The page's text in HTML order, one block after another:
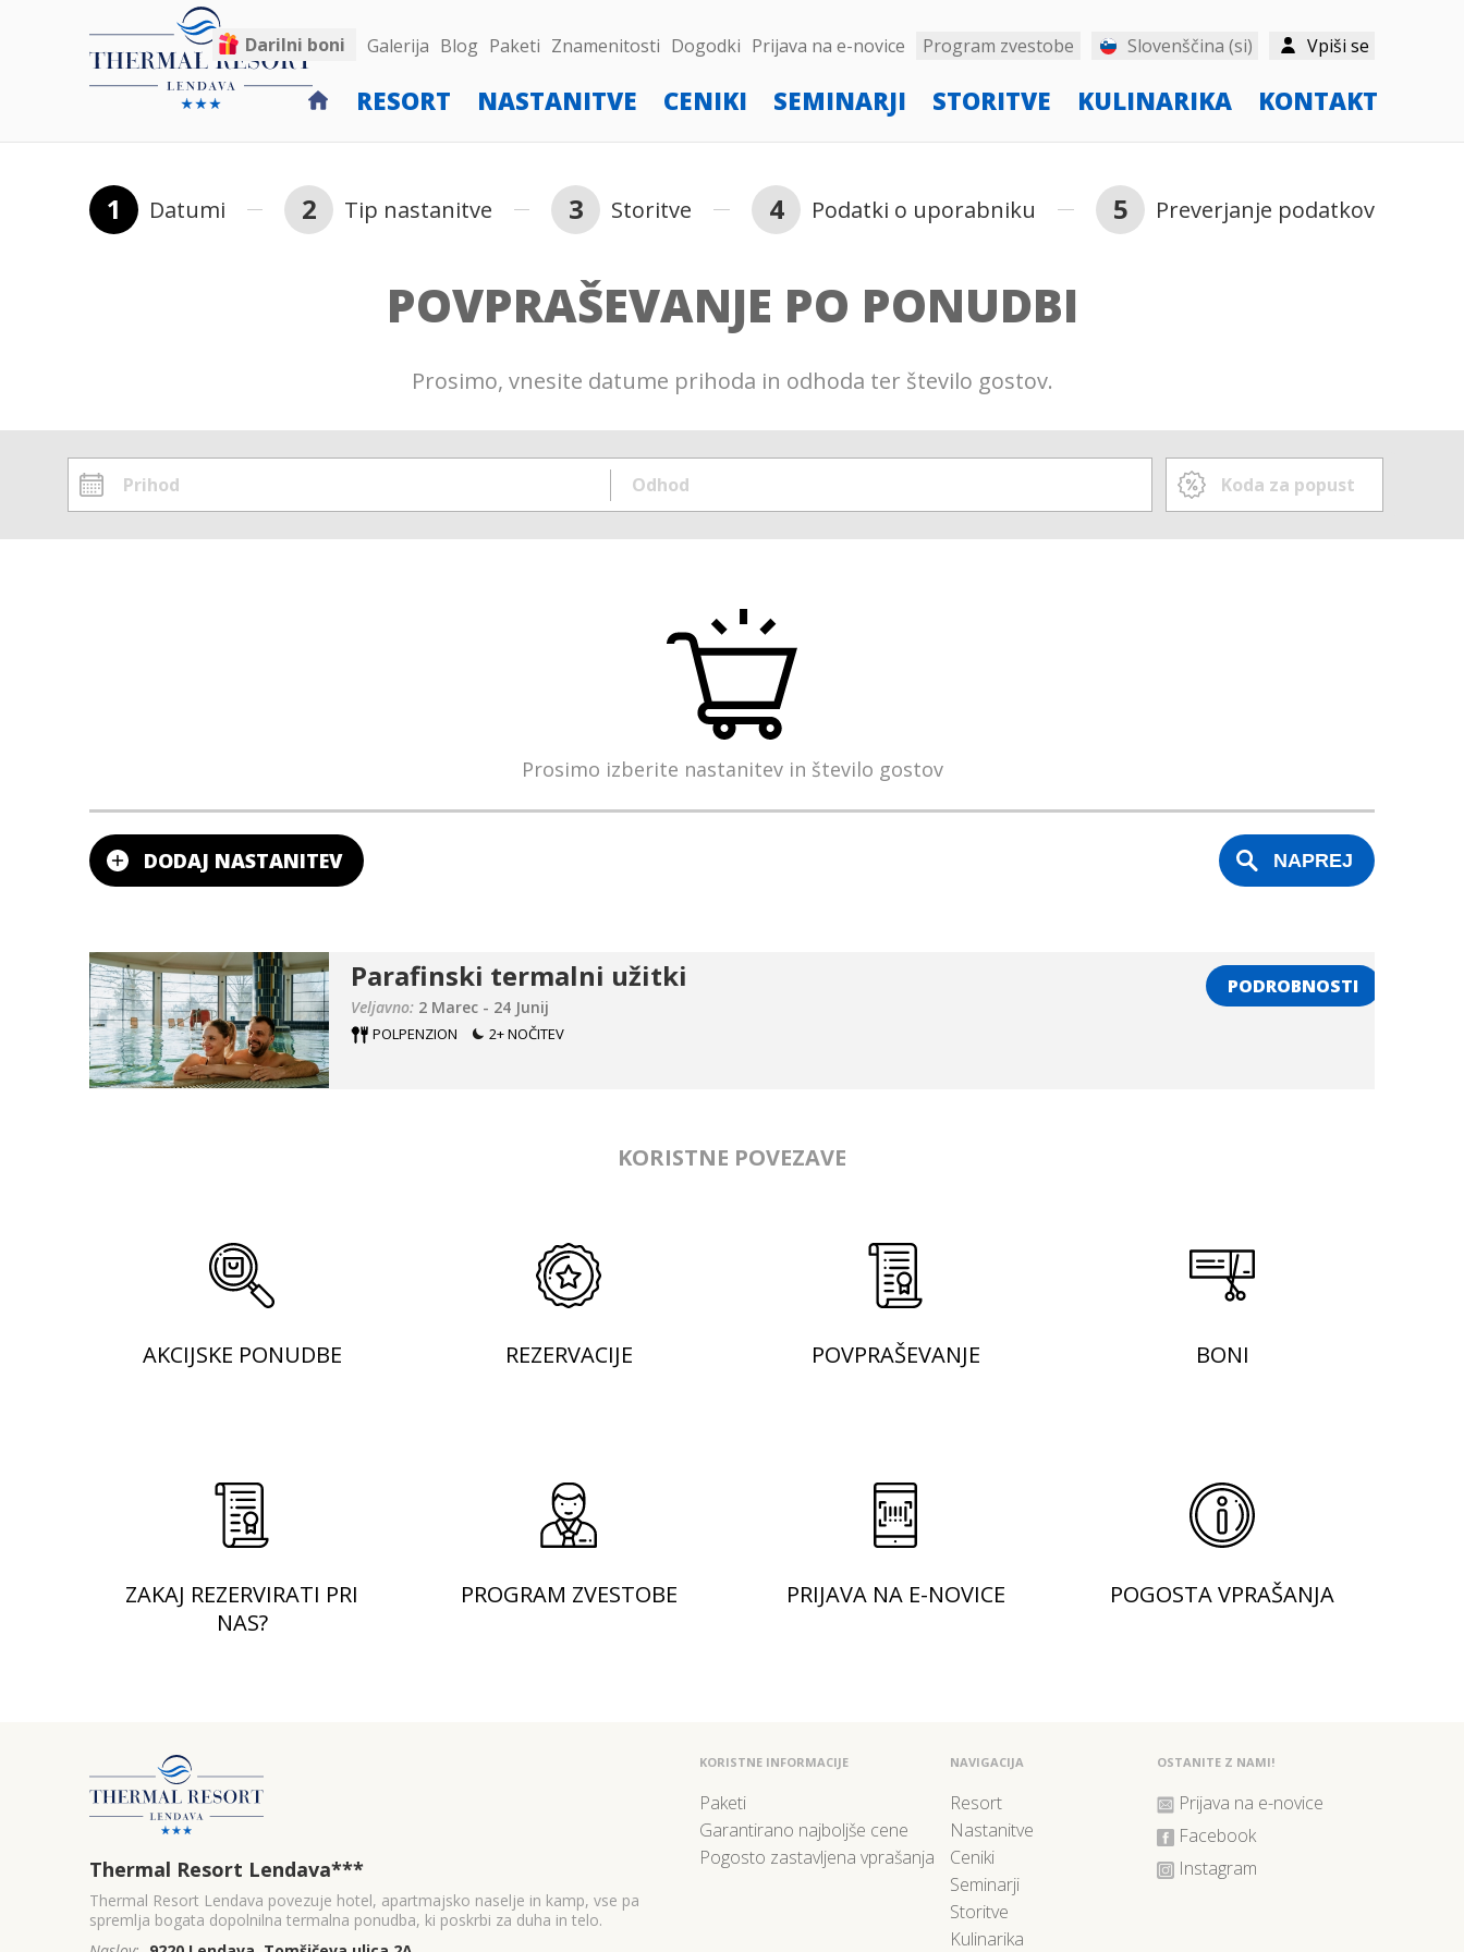
Darilni boni Galerija Blog Paketi Znamenitosti Dogodki Prijava na e-novice Program zvestobe Slovenščina (si) Vpiši se
RESORT NASTANITVE CENIKI SEMINARJI STORITVE KULINARIKA KONTAKT
1 Datumi 2 Tip nastanitve 3 Storitve 4 Podatki o uporabniku 5 Preverjanje podatkov
POVPRAŠEVANJE PO PONUDBI
Prosimo, vnesite datume prihoda in odhoda ter število gostov.
Prosimo izberite nastanitev in število gostov
PODROBNOSTI
Parafinski termalni užitki
Veljavno: 2 Marec - 24 Junij
POLPENZION 2+ NOČITEV
KORISTNE POVEZAVE
AKCIJSKE PONUDBE REZERVACIJE POVPRAŠEVANJE BONI
ZAKAJ REZERVIRATI PRI
NAS?
PROGRAM ZVESTOBE PRIJAVA NA E-NOVICE POGOSTA VPRAŠANJA
Thermal Resort Lendava***
Thermal Resort Lendava povezuje hotel, apartmajsko naselje in kamp, vse pa
spremlja bogata dopolnilna termalna ponudba, ki poskrbi za duha in telo.
KORISTNE INFORMACIJE
Paketi
Garantirano najboljše cene
Pogosto zastavljena vprašanja
NAVIGACIJA
Resort
Nastanitve
Ceniki
Seminarji
Storitve
Kulinarika
OSTANITE Z NAMI!
Prijava na e-novice
Facebook
Instagram